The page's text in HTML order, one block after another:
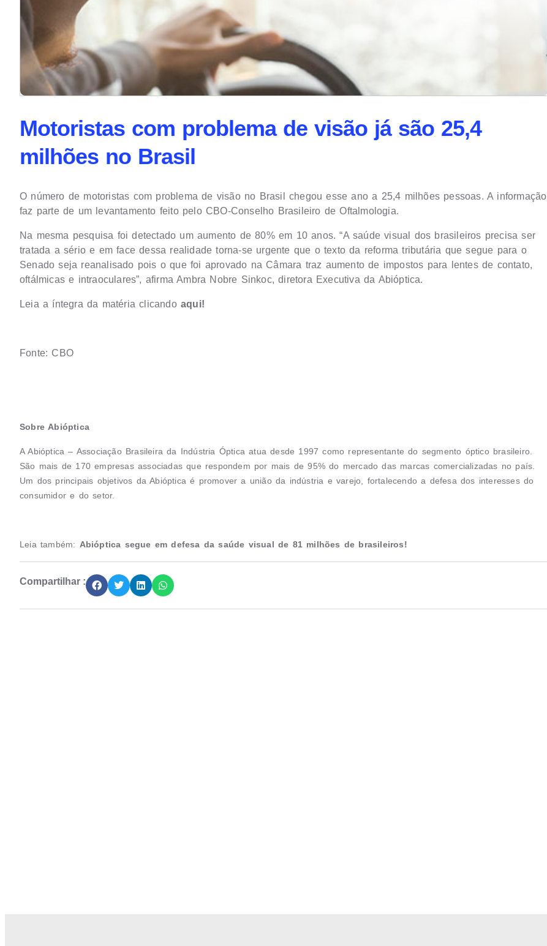
Motoristas com problema de visão já são 25,4
milhões no Brasil
O número de motoristas com problema de visão no Brasil chegou esse ano a 25,4 milhões pessoas. A informação
faz parte de um levantamento feito pelo CBO-Conselho Brasileiro de Oftalmologia.
Na mesma pesquisa foi detectado um aumento de 80% em 10 anos. “A saúde visual dos brasileiros precisa ser
tratada a sério e em face dessa realidade torna-se urgente que o texto da reforma tributária que segue para o
Senado seja reanalisado pois o que foi aprovado na Câmara traz aumento de impostos para lentes de contato,
oftálmicas e intraoculares”, afirma Ambra Nobre Sinkoc, diretora Executiva da Abióptica.
Leia a íntegra da matéria clicando aqui!
Fonte: CBO
Sobre Abióptica
A Abióptica – Associação Brasileira da Indústria Óptica atua desde 1997 como representante do segmento óptico brasileiro.
São mais de 170 empresas associadas que respondem por mais de 95% do mercado das marcas comercializadas no país.
Um dos principais objetivos da Abióptica é promover a união da indústria e varejo, fortalecendo a defesa dos interesses do
consumidor e do setor.
Leia também: Abióptica segue em defesa da saúde visual de 81 milhões de brasileiros!
Compartilhar :